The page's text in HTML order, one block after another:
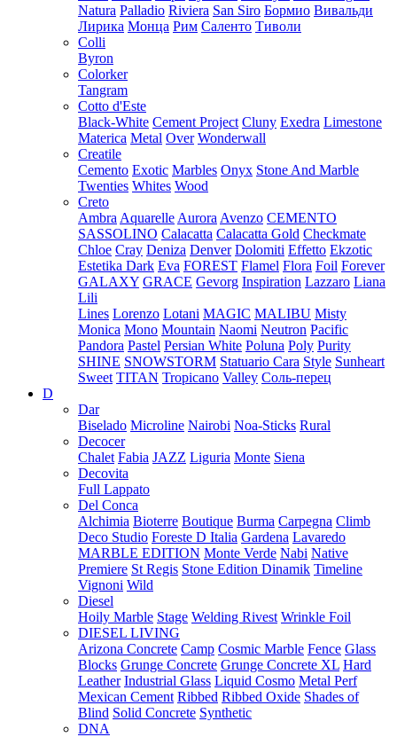
Natura Palladio Riviera San Siro Бормио Вивальди
Лирика Монца Рим Саленто Тиволи
Colli
Byron
Colorker
Tangram
Cotto d'Este
Black-White Cement Project Cluny Exedra Limestone
Materica Metal Over Wonderwall
Creatile
Cemento Exotic Marbles Onyx Stone And Marble
Twenties Whites Wood
Creto
Ambra Aquarelle Aurora Avenzo CEMENTO
SASSOLINO Calacatta Calacatta Gold Checkmate
Chloe Cray Deniza Denver Dolomiti Effetto Ekzotic
Estetika Dark Eva FOREST Flamel Flora Foil Forever
GALAXY GRACE Gevorg Inspiration Lazzaro Liana
Lili
Lines Lorenzo Lotani MAGIC MALIBU Misty
Monica Mono Mountain Naomi Neutron Pacific
Pandora Pastel Persian White Poluna Poly Purity
SHINE SNOWSTORM Statuario Cara Style Sunheart
Sweet TITAN Tropicano Valley Соль-перец
D
Dar
Biselado Microline Nairobi Noa-Sticks Rural
Decocer
Chalet Fabia JAZZ Liguria Monte Siena
Decovita
Full Lappato
Del Conca
Alchimia Bioterre Boutique Burma Carpegna Climb
Deco Studio Foreste D Italia Gardena Lavaredo
MARBLE EDITION Monte Verde Nabi Native
Premiere St Regis Stone Edition Dinamik Timeline
Vignoni Wild
Diesel
Hoily Marble Stage Welding Rivest Wrinkle Foil
DIESEL LIVING
Arizona Concrete Camp Cosmic Marble Fence Glass
Blocks Grunge Concrete Grunge Concrete XL Hard
Leather Industrial Glass Liquid Cosmo Metal Perf
Mexican Cement Ribbed Ribbed Oxide Shades of
Blind Solid Concrete Synthetic
DNA